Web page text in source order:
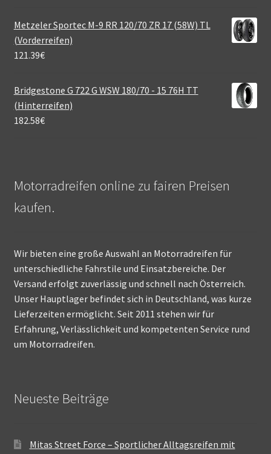
Metzeler Sportec M-9 RR 120/70 ZR 17 (58W) TL
(Vorderreifen)
121.39€
Bridgestone G 722 G WSW 180/70 - 15 76H TT
(Hinterreifen)
182.58€
Motorradreifen online zu fairen Preisen
kaufen.
Wir bieten eine große Auswahl an Motorradreifen für
unterschiedliche Fahrstile und Einsatzbereiche. Der
Versand erfolgt zuverlässig und schnell nach Österreich.
Unser Hauptlager befindet sich in Deutschland, was kurze
Lieferzeiten ermöglicht. Seit 2011 stehen wir für
Erfahrung, Verlässlichkeit und kompetenten Service rund
um Motorradreifen.
Neueste Beiträge
Mitas Street Force – Sportlicher Alltagsreifen mit